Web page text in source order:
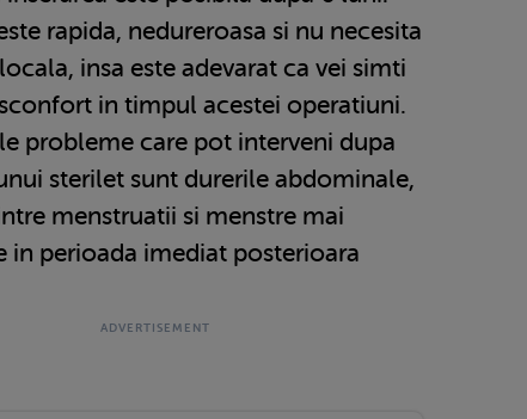
rapida, nedureroasa si nu necesita
insa este adevarat ca vei simti
in timpul acestei operatiuni.
probleme care pot interveni dupa
sterilet sunt durerile abdominale,
menstruatii si menstre mai
in perioada imediat posterioara